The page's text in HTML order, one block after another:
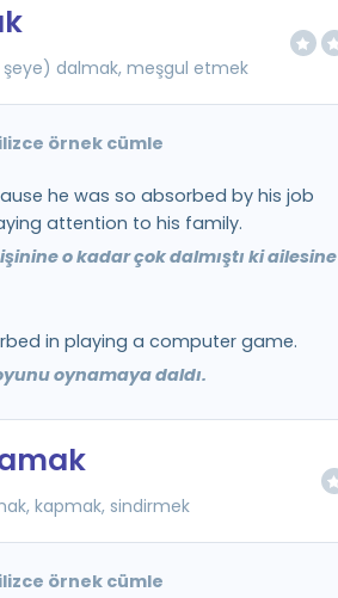
dalmak, meşgul etmek
örnek cümle
he was so absorbed by his job
attention to his family.
o kadar çok dalmıştı ki ailesine
in playing a computer game.
oynamaya daldı.
kapmak, sindirmek
örnek cümle